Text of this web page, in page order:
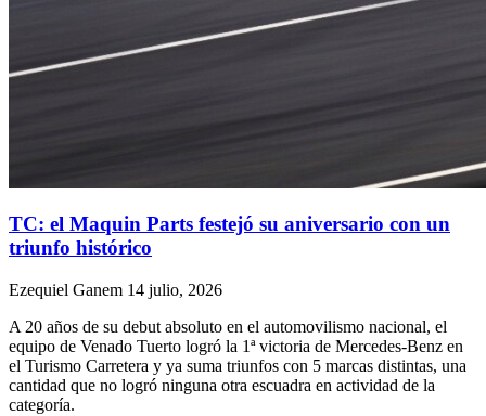
TC: el Maquin Parts festejó su aniversario con un
triunfo histórico
Ezequiel Ganem 14 julio, 2026
A 20 años de su debut absoluto en el automovilismo nacional, el
equipo de Venado Tuerto logró la 1ª victoria de Mercedes-Benz en
el Turismo Carretera y ya suma triunfos con 5 marcas distintas, una
cantidad que no logró ninguna otra escuadra en actividad de la
categoría.